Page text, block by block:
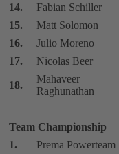
14. Fabian Schiller
15.
Matt Solomon
16.
Julio Moreno
17.
Nicolas Beer
18.
Mahaveer
Raghunathan
Team Championship
1.
Prema Powerteam